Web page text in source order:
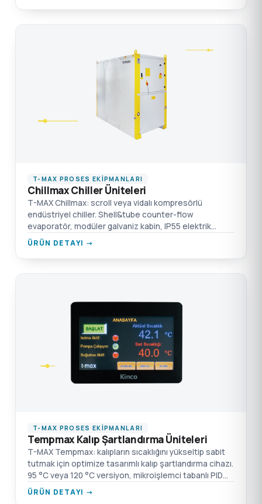
T-MAX PROSES EKIPMANLARI
Chillmax Chiller Üniteleri
T-MAX Chillmax: scroll veya vidalı kompresörlü
endüstriyel chiller. Shell&tube counter-flow
evaporatör, modüler galvaniz kabin, IP55 elektrik
panosu, mikroişlemci (Carel/Dixell) kontrolü.
ÜRÜN DETAYI →
T-MAX PROSES EKIPMANLARI
Tempmax Kalıp Şartlandırma Üniteleri
T-MAX Tempmax: kalıpların sıcaklığını yükseltip sabit
tutmak için optimize tasarımlı kalıp şartlandırma cihazı.
95 °C veya 120 °C versiyon, mikroişlemci tabanlı PID
kontrol ile ±1 °C hassasiyet, dokunmatik ekran.
ÜRÜN DETAYI →